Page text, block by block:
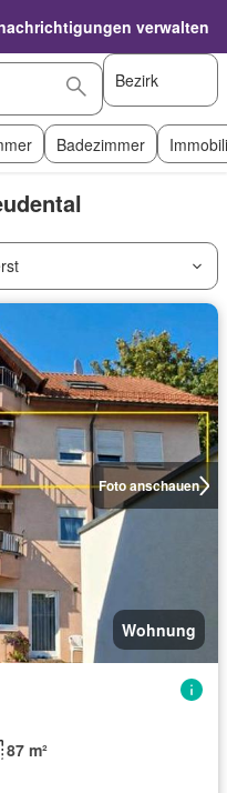
verwalten
Bezirk
Badezimmer
Foto anschauen
Wohnung
87 m²